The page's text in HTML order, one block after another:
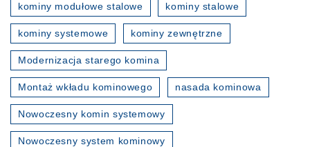
kominy modułowe stalowe kominy stalowe
kominy systemowe kominy zewnętrzne
Modernizacja starego komina
Montaż wkładu kominowego nasada kominowa
Nowoczesny komin systemowy
Nowoczesny system kominowy